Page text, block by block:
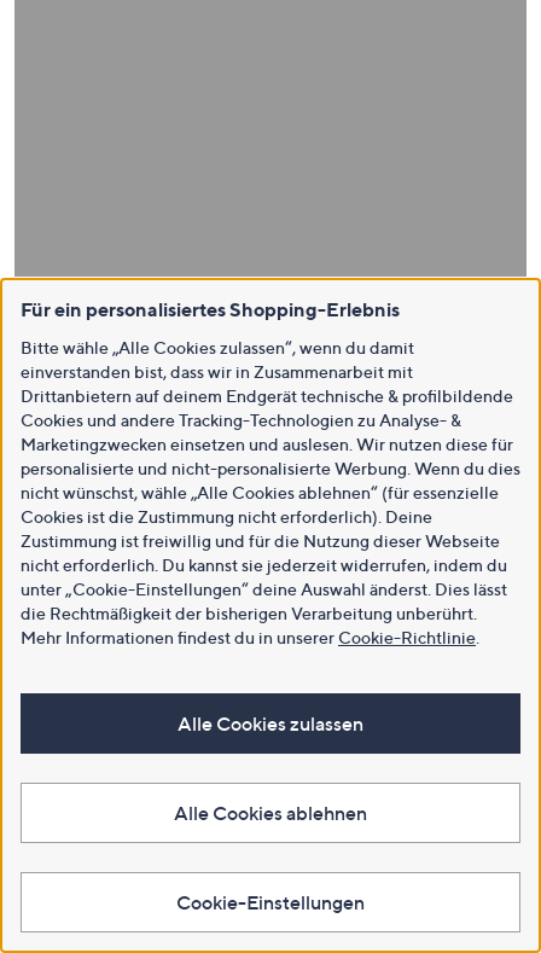
Für ein personalisiertes Shopping-Erlebnis
Bitte wähle „Alle Cookies zulassen“, wenn du damit
einverstanden bist, dass wir in Zusammenarbeit mit
Drittanbietern auf deinem Endgerät technische & profilbildende
Cookies und andere Tracking-Technologien zu Analyse- &
Marketingzwecken einsetzen und auslesen. Wir nutzen diese für
personalisierte und nicht-personalisierte Werbung. Wenn du dies
nicht wünschst, wähle „Alle Cookies ablehnen“ (für essenzielle
Cookies ist die Zustimmung nicht erforderlich). Deine
Zustimmung ist freiwillig und für die Nutzung dieser Webseite
nicht erforderlich. Du kannst sie jederzeit widerrufen, indem du
unter „Cookie-Einstellungen“ deine Auswahl änderst. Dies lässt
die Rechtmäßigkeit der bisherigen Verarbeitung unberührt.
Mehr Informationen findest du in unsererCookie-Richtlinie
Alle Cookies zulassen
Alle Cookies ablehnen
Cookie-Einstellungen